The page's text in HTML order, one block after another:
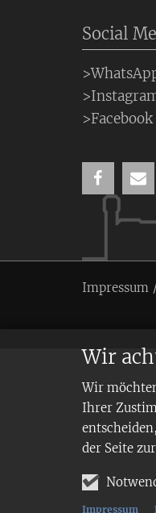
Wir
Wir
Ihrer
der Seite
Impressum
Social
>Facebook
Impressum